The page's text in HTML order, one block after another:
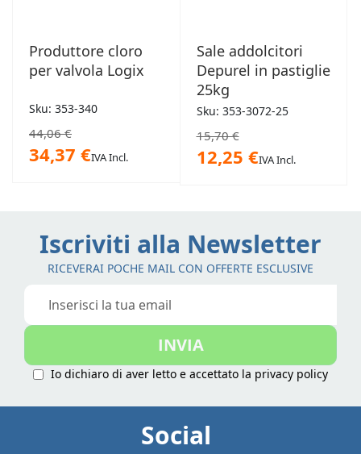
Produttore cloro
per valvola Logix
Sku: 353-340
44,06 €
34,37 €IVA Incl.
Sale addolcitori
Depurel in pastiglie
25kg
Sku: 353-3072-25
15,70 €
12,25 €IVA Incl.
Iscriviti alla Newsletter
RICEVERAI POCHE MAIL CON OFFERTE ESCLUSIVE
Iscriviti
nostra
INVIA
Io dichiaro di aver letto e accettato la privacy policy
Social